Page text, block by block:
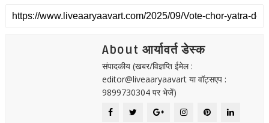
About आर्यावर्त डेस्क
संपादकीय (खबर/विज्ञप्ति ईमेल :
editor@liveaaryaavart या वॉट्सएप :
9899730304 पर भेजें)